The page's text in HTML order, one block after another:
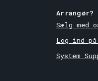
Arrangør?
Sælg med
Log ind på
System